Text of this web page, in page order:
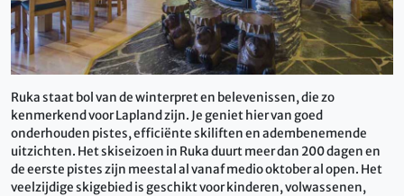
Ruka staat bol van de winterpret en belevenissen, die zo
kenmerkend voor Lapland zijn. Je geniet hier van goed
onderhouden pistes, efficiënte skiliften en adembenemende
uitzichten. Het skiseizoen in Ruka duurt meer dan 200 dagen en
de eerste pistes zijn meestal al vanaf medio oktober al open. Het
veelzijdige skigebied is geschikt voor kinderen, volwassenen,